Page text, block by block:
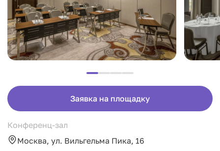
Заявка на площадку
Конференц-зал
Москва, ул. Вильгельма Пика, 16